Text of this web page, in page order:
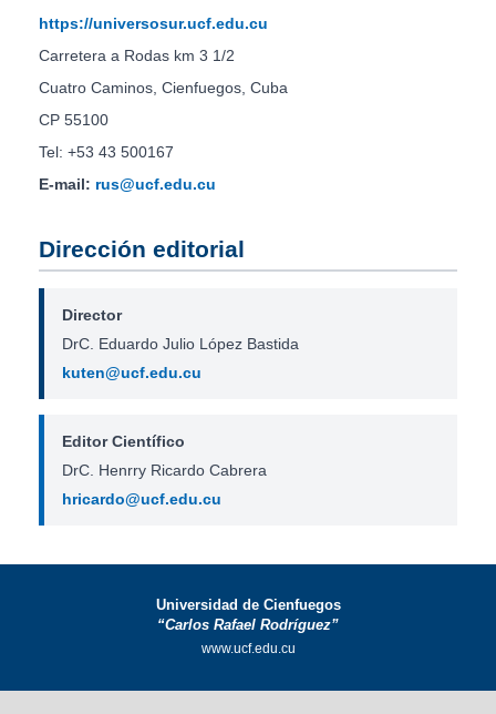
https://universosur.ucf.edu.cu
Carretera a Rodas km 3 1/2
Cuatro Caminos, Cienfuegos, Cuba
CP 55100
Tel: +53 43 500167
E-mail: rus@ucf.edu.cu
Dirección editorial
Director
DrC. Eduardo Julio López Bastida
kuten@ucf.edu.cu
Editor Científico
DrC. Henrry Ricardo Cabrera
hricardo@ucf.edu.cu
Universidad de Cienfuegos
“Carlos Rafael Rodríguez”
www.ucf.edu.cu